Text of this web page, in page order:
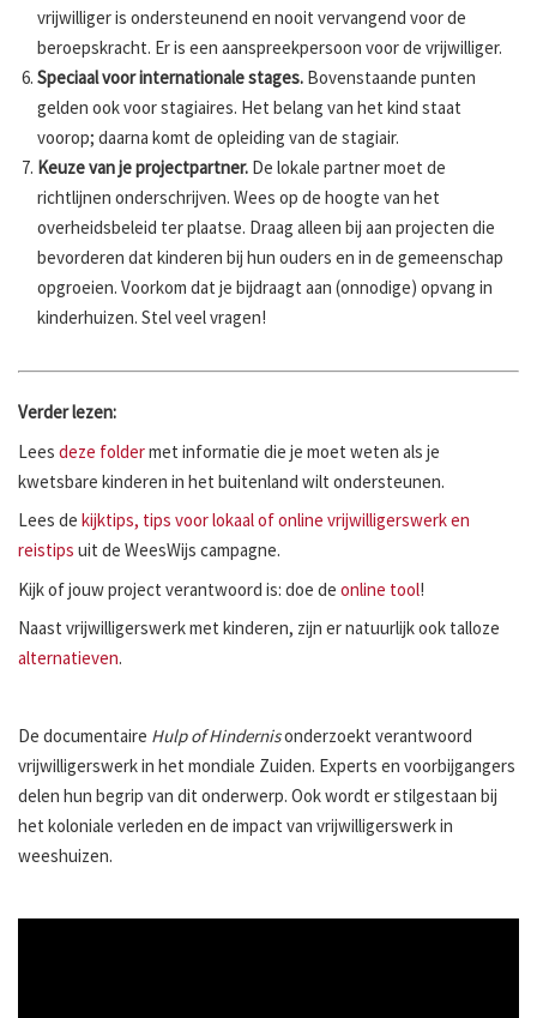
vrijwilliger is ondersteunend en nooit vervangend voor de
beroepskracht. Er is een aanspreekpersoon voor de vrijwilliger.
Speciaal voor internationale stages. Bovenstaande punten
gelden ook voor stagiaires. Het belang van het kind staat
voorop; daarna komt de opleiding van de stagiair.
Keuze van je projectpartner. De lokale partner moet de
richtlijnen onderschrijven. Wees op de hoogte van het
overheidsbeleid ter plaatse. Draag alleen bij aan projecten die
bevorderen dat kinderen bij hun ouders en in de gemeenschap
opgroeien. Voorkom dat je bijdraagt aan (onnodige) opvang in
kinderhuizen. Stel veel vragen!
Verder lezen:
Lees deze foldermet informatie die je moet weten als je
kwetsbare kinderen in het buitenland wilt ondersteunen.
Lees de kijktips, tips voor lokaal of online vrijwilligerswerk en
reistips uit de WeesWijs campagne.
Kijk of jouw project verantwoord is: doe de online tool!
Naast vrijwilligerswerk met kinderen, zijn er natuurlijk ook talloze
alternatieven.
De documentaire Hulp of Hindernisonderzoekt verantwoord
vrijwilligerswerk in het mondiale Zuiden. Experts en voorbijgangers
delen hun begrip van dit onderwerp. Ook wordt er stilgestaan bij
het koloniale verleden en de impact van vrijwilligerswerk in
weeshuizen.